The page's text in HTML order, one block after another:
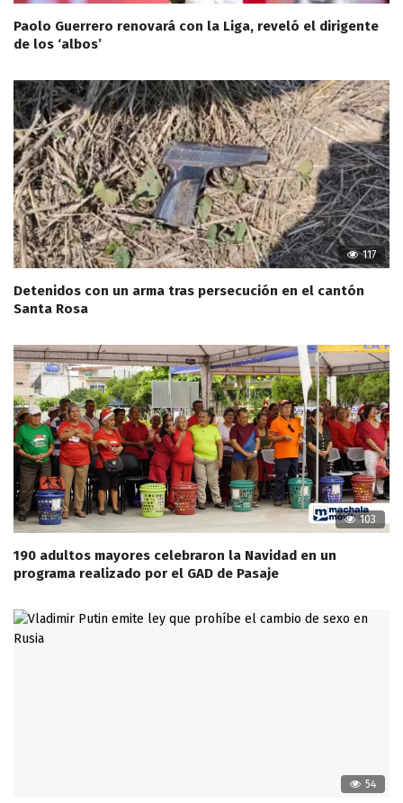
Paolo Guerrero renovará con la Liga, reveló el dirigente
de los ‘albos’
117
Detenidos con un arma tras persecución en el cantón
Santa Rosa
103
190 adultos mayores celebraron la Navidad en un
programa realizado por el GAD de Pasaje
54